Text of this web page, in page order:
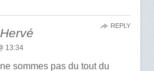
13:34
sommes pas du tout du
REPLY